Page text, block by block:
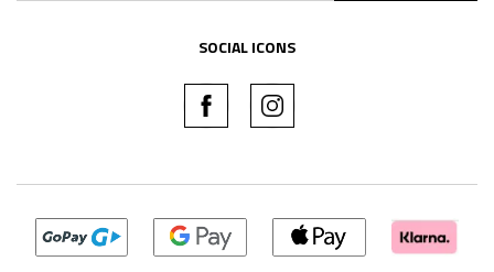
SOCIAL ICONS